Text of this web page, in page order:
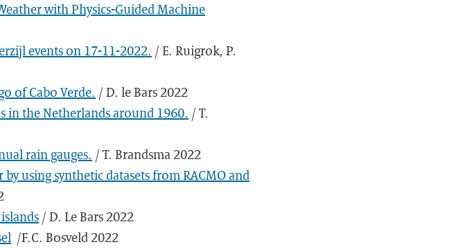
with Physics-Guided Machine
events on 17-11-2022. / E. Ruigrok, P.
of Cabo Verde. / D. le Bars 2022
in the Netherlands around 1960. / T.
rain gauges. / T. Brandsma 2022
using synthetic datasets from RACMO and
/ D. Le Bars 2022
/F.C. Bosveld 2022